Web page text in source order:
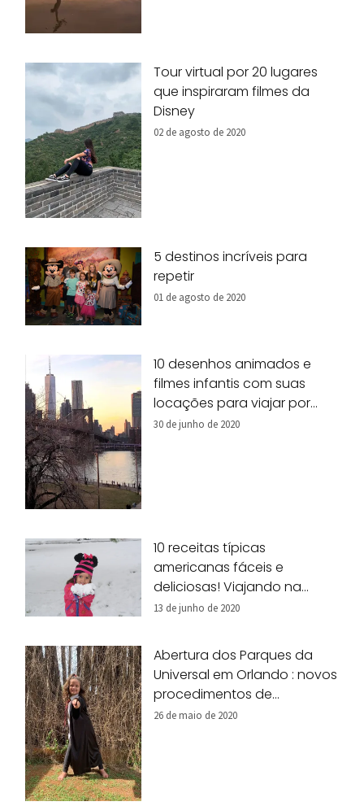
Tour virtual por 20 lugares
que inspiraram filmes da
Disney
02 de agosto de 2020
5 destinos incríveis para
repetir
01 de agosto de 2020
10 desenhos animados e
filmes infantis com suas
locações para viajar por
Nova York!
30 de junho de 2020
10 receitas típicas
americanas fáceis e
deliciosas! Viajando na
nossa cozinha!
13 de junho de 2020
Abertura dos Parques da
Universal em Orlando : novos
procedimentos de
segurança
26 de maio de 2020